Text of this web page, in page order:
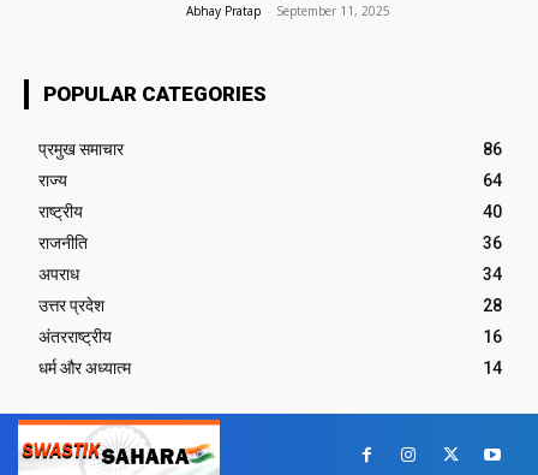
Abhay Pratap - September 11, 2025
POPULAR CATEGORIES
प्रमुख समाचार‎
86
राज्य
64
राष्ट्रीय
40
राजनीति
36
अपराध
34
उत्तर प्रदेश
28
अंतरराष्ट्रीय
16
धर्म और अध्यात्म
14